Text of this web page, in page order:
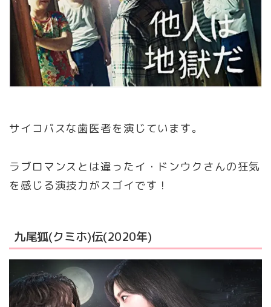
サイコパスな歯医者を演じています。
ラブロマンスとは違ったイ・ドンウクさんの狂気
を感じる演技力がスゴイです！
九尾狐(クミホ)伝(2020年)